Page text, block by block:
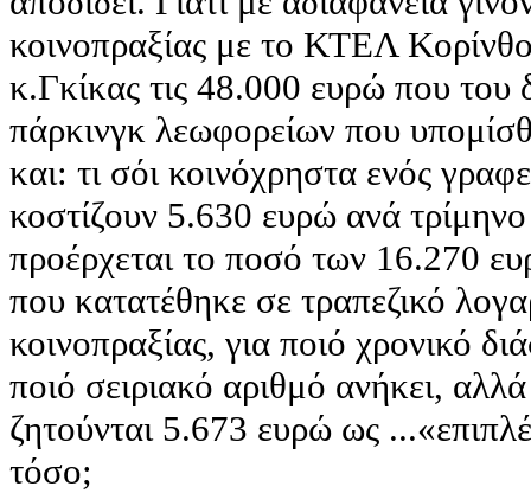
κοινοπραξίας με το ΚΤΕΛ
κ.Γκίκας τις 48.000 ευρώ που του
πάρκινγκ λεωφορείων που
και: τι σόι κοινόχρηστα ενός
κοστίζουν 5.630 ευρώ ανά τρίμηνο
προέρχεται το ποσό των 16.270
που κατατέθηκε σε τραπεζικό
κοινοπραξίας, για ποιό χρονικό
ποιό σειριακό αριθμό ανήκει,
ζητούνται 5.673 ευρώ ως
τόσο;